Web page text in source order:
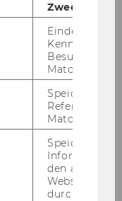
Kahl
Benjamin
Zweck
Eindeutige
Besuchers
Matomo.
Speicherung
Referrers
Matomo.
Speicherung
den aktuellen
durch